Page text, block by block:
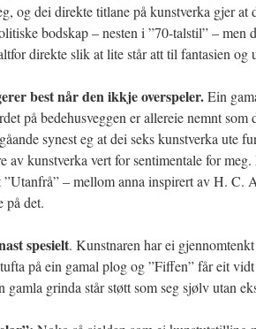
og dei direkte titlane på kunstverka gjer at
bodskap – nesten i ”70-talstil” – men
direkte slik at lite står att til fantasien og
best når den ikkje overspeler.Ein
på bedehusveggen er allereie nemnt som
synest eg at dei seks kunstverka ute
kunstverka vert for sentimentale for
– mellom anna inspirert av H. C.
på det.
spesielt. Kunstnaren har ei
på ein gamal plog og ”Fiffen” får eit
grinda står støtt som seg sjølv utan